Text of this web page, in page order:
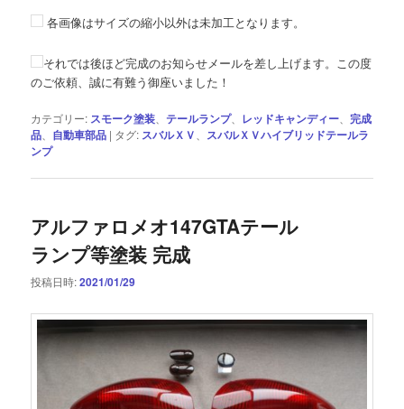
各画像はサイズの縮小以外は未加工となります。
それでは後ほど完成のお知らせメールを差し上げます。この度
のご依頼、誠に有難う御座いました！
カテゴリー: スモーク塗装 テールランプ、 レッドキャンディー 、完成
品
自動車部品 | タグ: スバルＸＶ
スバルＸＶハイブリッドテールラ
ンプ
アルファロメオ147GTAテール
ランプ等塗装 完成
投稿日時:2021/01/29